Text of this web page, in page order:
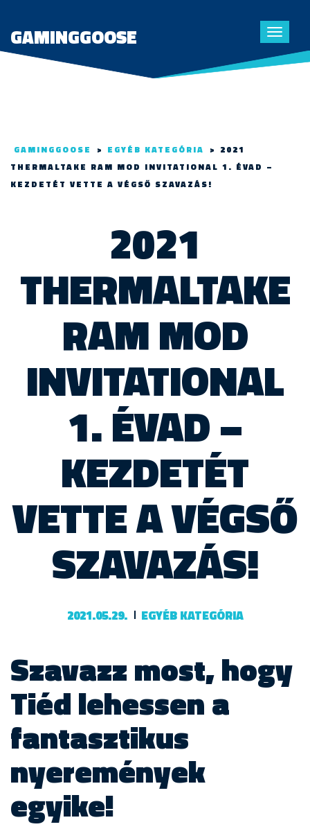
Toggle
GAMINGGOOSE
GAMINGGOOSE > EGYÉB KATEGÓRIA > 2021
THERMALTAKE RAM MOD INVITATIONAL 1. ÉVAD –
KEZDETÉT VETTE A VÉGSŐ SZAVAZÁS!
2021
THERMALTAKE
RAM MOD
INVITATIONAL
1. ÉVAD –
KEZDETÉT
VETTE A VÉGSŐ
SZAVAZÁS!
2021.05.29. EGYÉB KATEGÓRIA
Szavazz most, hogy
Tiéd lehessen a
fantasztikus
nyeremények
egyike!